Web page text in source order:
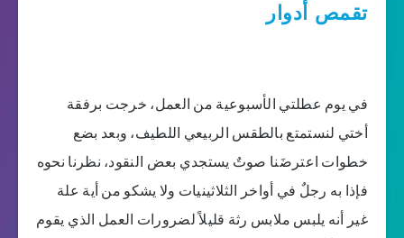
تقمص أدوار
في يوم عطلتي الأسبوعية من العمل، خرجت برفقة
أختي لنستمتع بالطقس الربيعي اللطيف، وبعد بضع
خطوات اعترضَنا صوتٌ يستجدي بعض النقود، نظرنا نحوه
فإذا به رجلٌ في أواخر الثلاثينيات ولا يشكو من أية علة
غير أنه يلبس ملابس رثة قليلاً لضرورات العمل الذي يقوم